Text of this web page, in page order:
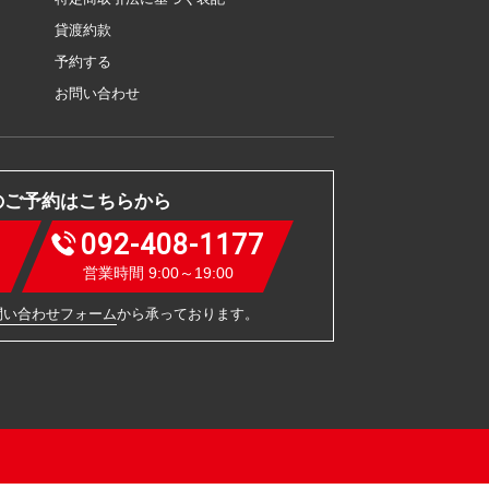
貸渡約款
予約する
お問い合わせ
予約はこちらから
092-408-1177
営業時間 9:00～19:00
い合わせフォームから承っております。